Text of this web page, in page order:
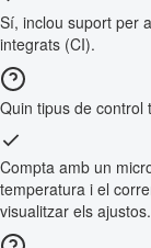
Sí, inclou suport per
integrats (CI).
Quin tipus de control
Compta amb un
temperatura i el
visualitzar els ajustos.